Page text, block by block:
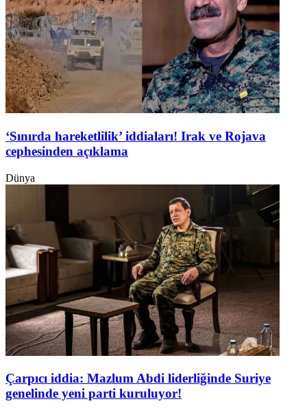
‘Sınırda hareketlilik’ iddiaları! Irak ve Rojava
cephesinden açıklama
Dünya
Çarpıcı iddia: Mazlum Abdi liderliğinde Suriye
genelinde yeni parti kuruluyor!